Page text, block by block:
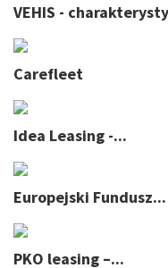
VEHIS -
Carefleet
Idea Leasing -...
Europejski Fundusz...
PKO leasing –...